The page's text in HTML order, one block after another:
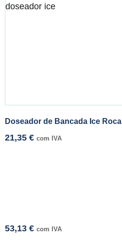
Doseador de Bancada Ice Roca
21,35 € com IVA
53,13 € com IVA